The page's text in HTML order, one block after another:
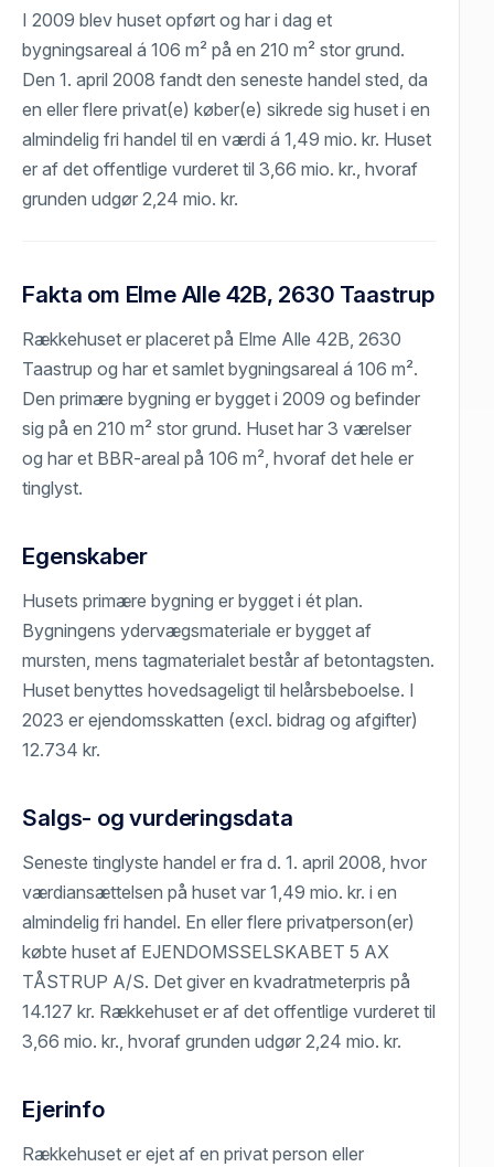
I 2009 blev huset opført og har i dag et
bygningsareal á 106 m² på en 210 m² stor grund.
Den 1. april 2008 fandt den seneste handel sted, da
en eller flere privat(e) køber(e) sikrede sig huset i en
almindelig fri handel til en værdi á 1,49 mio. kr. Huset
er af det offentlige vurderet til 3,66 mio. kr., hvoraf
grunden udgør 2,24 mio. kr.
Fakta om Elme Alle 42B, 2630 Taastrup
Rækkehuset er placeret på Elme Alle 42B, 2630
Taastrup og har et samlet bygningsareal á 106 m².
Den primære bygning er bygget i 2009 og befinder
sig på en 210 m² stor grund. Huset har 3 værelser
og har et BBR-areal på 106 m², hvoraf det hele er
tinglyst.
Egenskaber
Husets primære bygning er bygget i ét plan.
Bygningens ydervægsmateriale er bygget af
mursten, mens tagmaterialet består af betontagsten.
Huset benyttes hovedsageligt til helårsbeboelse. I
2023 er ejendomsskatten (excl. bidrag og afgifter)
12.734 kr.
Salgs- og vurderingsdata
Seneste tinglyste handel er fra d. 1. april 2008, hvor
værdiansættelsen på huset var 1,49 mio. kr. i en
almindelig fri handel. En eller flere privatperson(er)
købte huset af EJENDOMSSELSKABET 5 AX
TÅSTRUP A/S. Det giver en kvadratmeterpris på
14.127 kr. Rækkehuset er af det offentlige vurderet til
3,66 mio. kr., hvoraf grunden udgør 2,24 mio. kr.
Ejerinfo
Rækkehuset er ejet af en privat person eller